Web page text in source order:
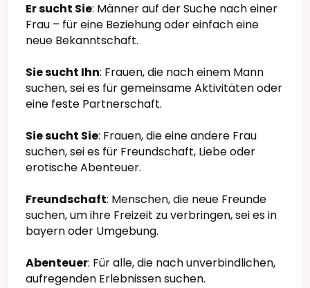
Er sucht Sie: Männer auf der Suche nach einer
Frau – für eine Beziehung oder einfach eine
neue Bekanntschaft.
Sie sucht Ihn: Frauen, die nach einem Mann
suchen, sei es für gemeinsame Aktivitäten oder
eine feste Partnerschaft.
Sie sucht Sie: Frauen, die eine andere Frau
suchen, sei es für Freundschaft, Liebe oder
erotische Abenteuer.
Freundschaft: Menschen, die neue Freunde
suchen, um ihre Freizeit zu verbringen, sei es in
bayern oder Umgebung.
Abenteuer: Für alle, die nach unverbindlichen,
aufregenden Erlebnissen suchen.